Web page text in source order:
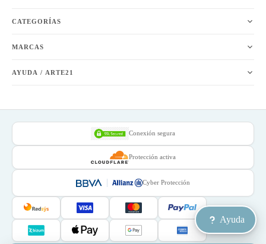
CATEGORÍAS
MARCAS
AYUDA / ARTE21
Conexión segura
Protección activa
Cyber Protección
Ayuda